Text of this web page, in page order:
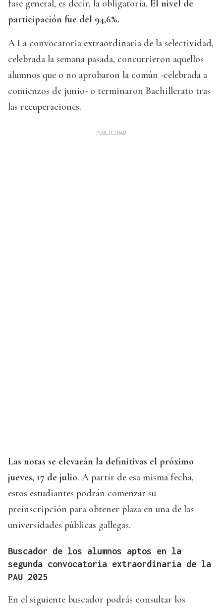
fase general, es decir, la obligatoria. El nivel de
participación fue del 94,6%.
A La convocatoria extraordinaria de la selectividad,
celebrada la semana pasada, concurrieron aquellos
alumnos que o no aprobaron la común -celebrada a
comienzos de junio- o terminaron Bachillerato tras
las recuperaciones.
Las notas se elevarán la definitivas el próximo
jueves, 17 de julio. A partir de esa misma fecha,
estos estudiantes podrán comenzar su
preinscripción para obtener plaza en una de las
universidades públicas gallegas.
Buscador de los alumnos aptos en la
segunda convocatoria extraordinaria de la
PAU 2025
En el siguiente buscador podrás consultar los